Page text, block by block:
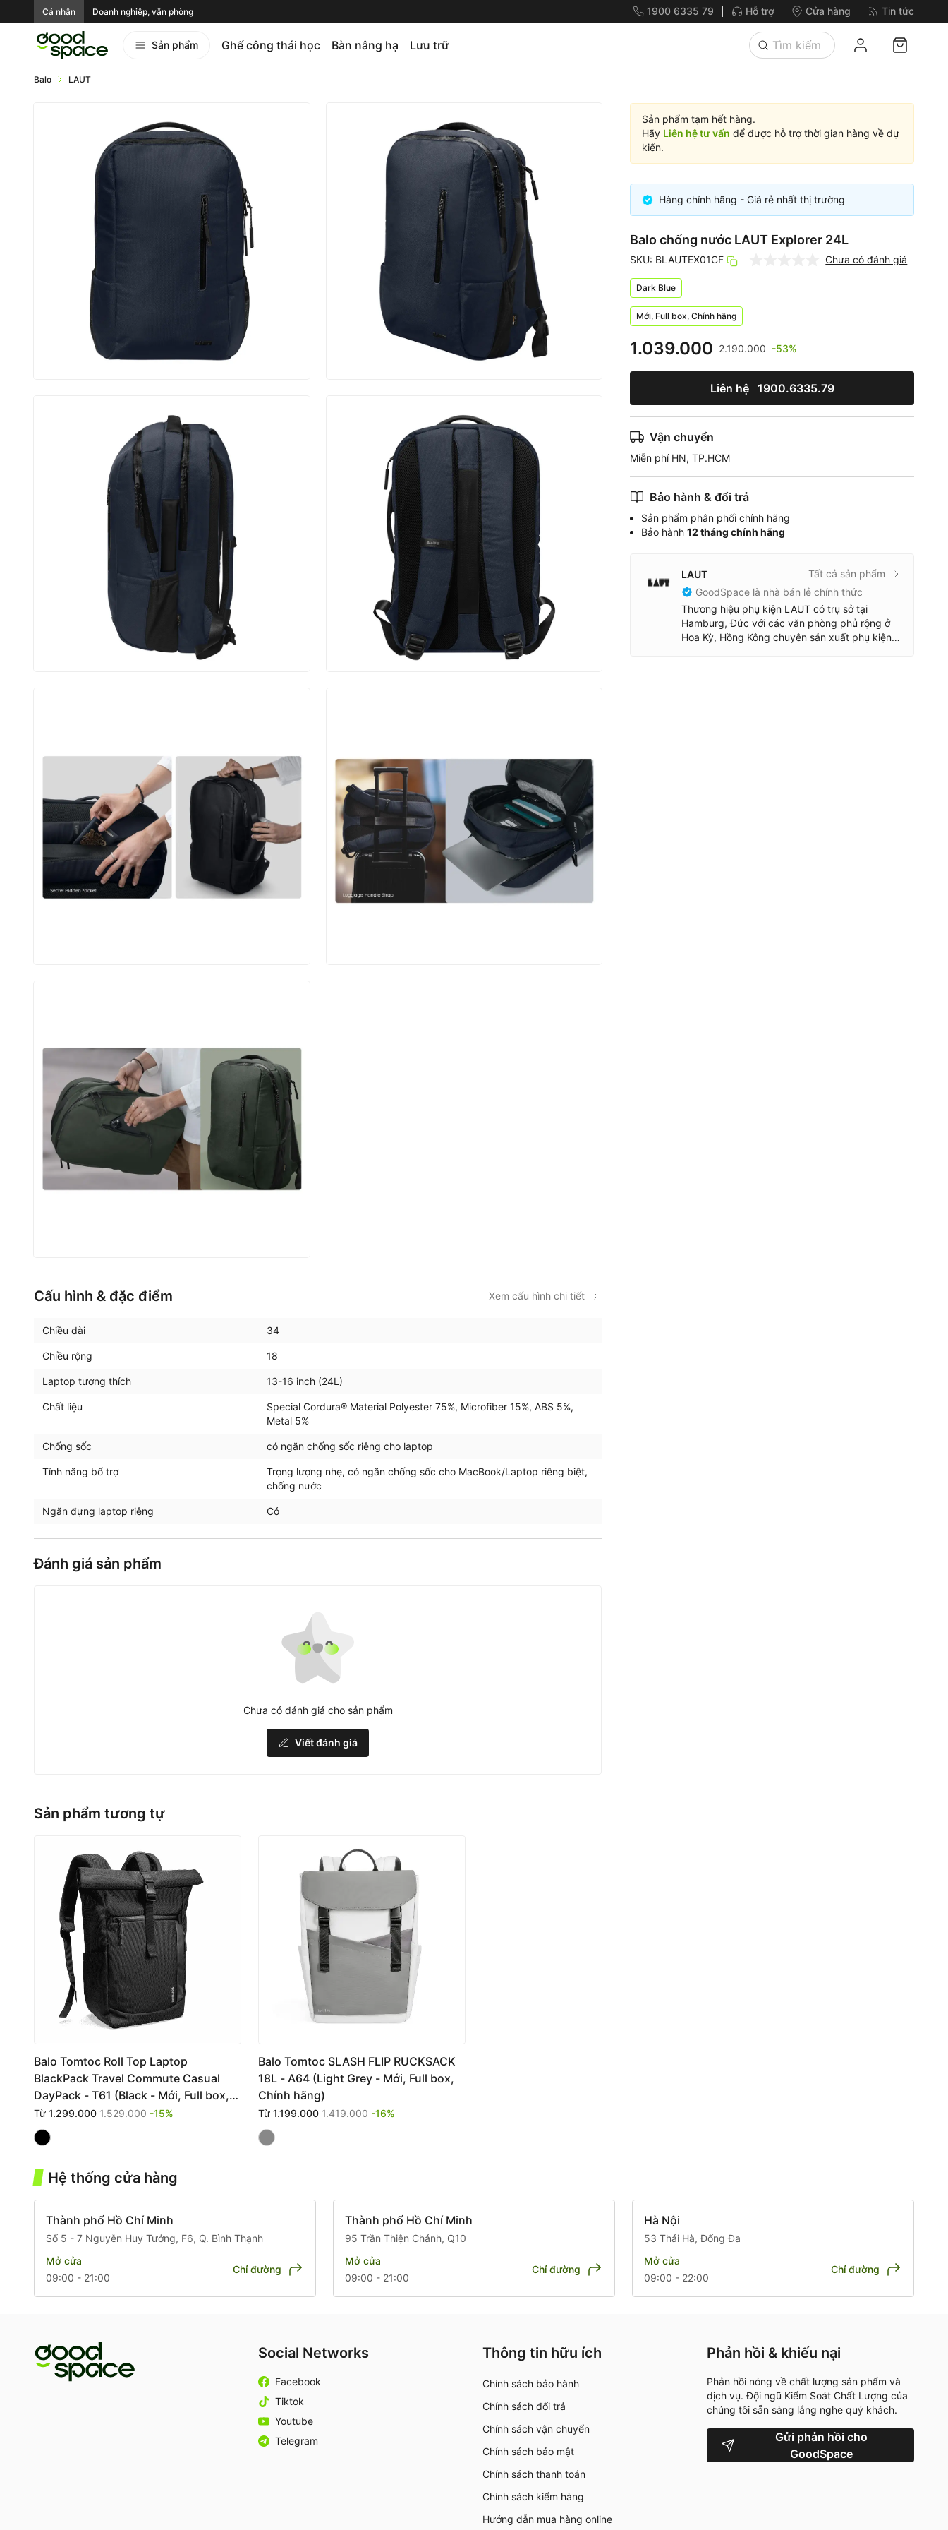
Cá nhân Doanh nghiệp, văn phòng 1900 6335 79 Hỗ trợ Cửa hàng Tin tức
Sản phẩm Ghế công thái học Bàn nâng hạ Lưu trữ
Balo LAUT
Sản phẩm tạm hết hàng.
Hãy Liên hệ tư vấn để được hỗ trợ thời gian hàng về dự
kiến.
Hàng chính hãng - Giá rẻ nhất thị trường
Balo chống nước LAUT Explorer 24L
SKU: BLAUTEX01CF Chưa có đánh giá
Dark Blue
Mới, Full box, Chính hãng
1.039.000 2.190.000 -53%
Liên hệ 1900.6335.79
Vận chuyển
Miễn phí HN, TP.HCM
Bảo hành & đổi trả
Sản phẩm phân phối chính hãng
Bảo hành12 tháng chính hãng
LAUT
Tất cả sản phẩm
GoodSpace là nhà bán lẻ chính thức
Thương hiệu phụ kiện LAUT có trụ sở tại
Hamburg, Đức với các văn phòng phủ rộng ở
Hoa Kỳ, Hồng Kông chuyên sản xuất phụ kiện
Cấu hình & đặc điểm Xem cấu hình chi tiết
Chiều dài 34
Chiều rộng 18
Laptop tương thích 13-16 inch (24L)
Chất liệu
Special Cordura® Material Polyester 75%, Microfiber 15%, ABS 5%,
Metal 5%
Chống sốc có ngăn chống sốc riêng cho laptop
Tính năng bổ trợ
Trọng lượng nhẹ, có ngăn chống sốc cho MacBook/Laptop riêng biệt,
chống nước
Ngăn đựng laptop riêng Có
Đánh giá sản phẩm
Chưa có đánh giá cho sản phẩm
Viết đánh giá
Sản phẩm tương tự
Balo Tomtoc Roll Top Laptop
BlackPack Travel Commute Casual
DayPack - T61 (Black - Mới, Full box,
Chính hãng)
Từ 1.299.000 1.529.000 -15%
Balo Tomtoc SLASH FLIP RUCKSACK
18L - A64 (Light Grey - Mới, Full box,
Chính hãng)
Từ 1.199.000 1.419.000 -16%
Hệ thống cửa hàng
Thành phố Hồ Chí Minh
Số 5 - 7 Nguyễn Huy Tưởng, F6, Q. Bình Thạnh
Mở cửa
09:00 - 21:00
Chỉ đường
Thành phố Hồ Chí Minh
95 Trần Thiện Chánh, Q10
Mở cửa
09:00 - 21:00
Chỉ đường
Hà Nội
53 Thái Hà, Đống Đa
Mở cửa
09:00 - 22:00
Chỉ đường
Social Networks
Facebook
Tiktok
Youtube
Telegram
Thông tin hữu ích
Chính sách bảo hành
Chính sách đổi trả
Chính sách vận chuyển
Chính sách bảo mật
Chính sách thanh toán
Chính sách kiểm hàng
Hướng dẫn mua hàng online
Phản hồi & khiếu nại
Phản hồi nóng về chất lượng sản phẩm và
dịch vụ. Đội ngũ Kiểm Soát Chất Lượng của
chúng tôi sẵn sàng lắng nghe quý khách.
Gửi phản hồi cho
GoodSpace